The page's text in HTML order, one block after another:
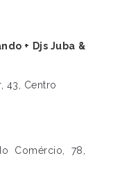
+ Djs Juba &
43, Centro
Comércio, 78,